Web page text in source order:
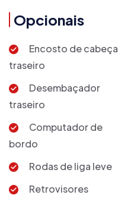
Opcionais
Encosto de cabeça
traseiro
Desembaçador
traseiro
Computador de
bordo
Rodas de liga leve
Retrovisores